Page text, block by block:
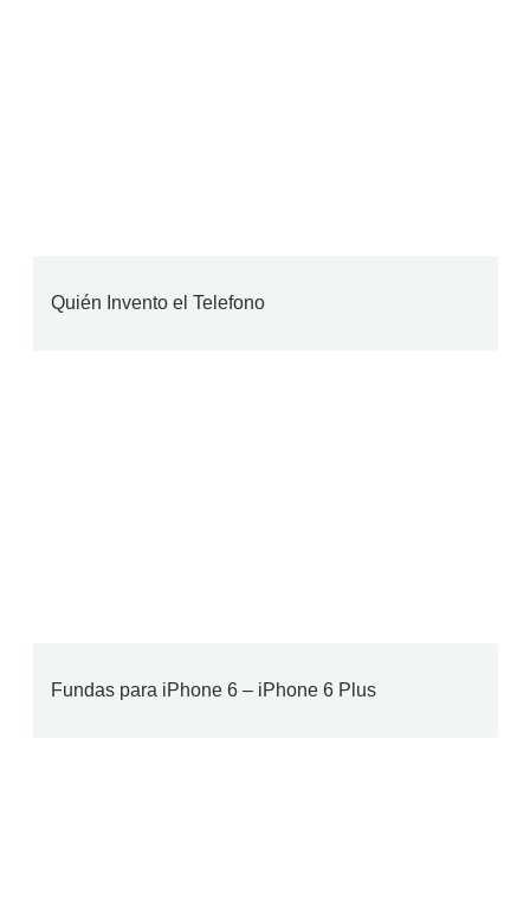
Quién Invento el Telefono
Fundas para iPhone 6 – iPhone 6 Plus